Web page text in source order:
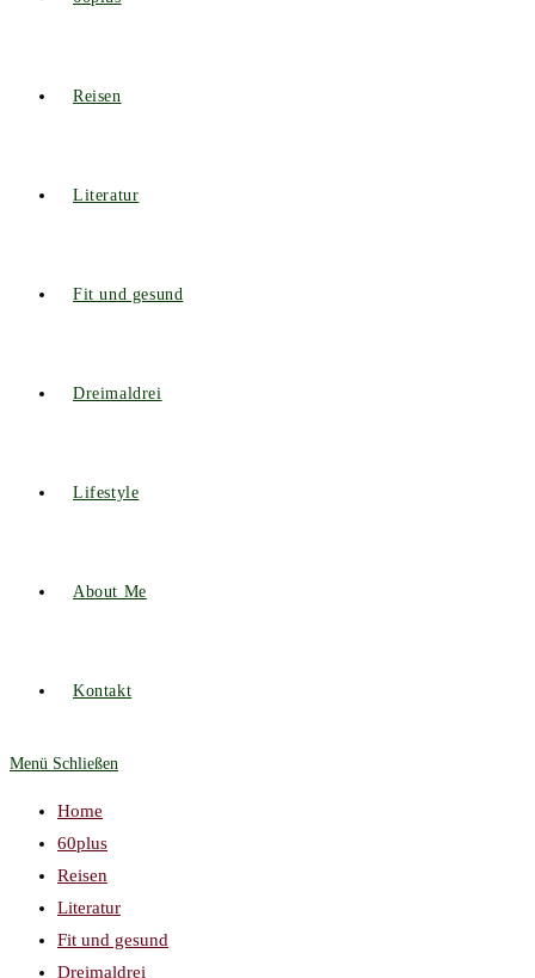
Reisen
Literatur
Fit und gesund
Dreimaldrei
Lifestyle
About Me
Kontakt
Menü Schließen
Home
60plus
Reisen
Literatur
Fit und gesund
Dreimaldrei